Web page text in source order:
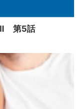
Ⅱ 第5話